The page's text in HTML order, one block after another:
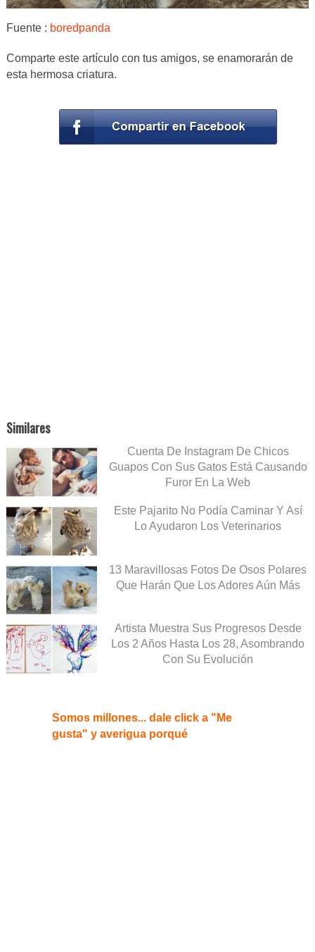
Fuente : boredpanda
Comparte este artículo con tus amigos, se enamorarán de
esta hermosa criatura.
Similares
Cuenta De Instagram De Chicos
Guapos Con Sus Gatos Está Causando
Furor En La Web
Este Pajarito No Podía Caminar Y Así
Lo Ayudaron Los Veterinarios
13 Maravillosas Fotos De Osos Polares
Que Harán Que Los Adores Aún Más
Artista Muestra Sus Progresos Desde
Los 2 Años Hasta Los 28, Asombrando
Con Su Evolución
Somos millones... dale click a "Me
gusta" y averigua porqué